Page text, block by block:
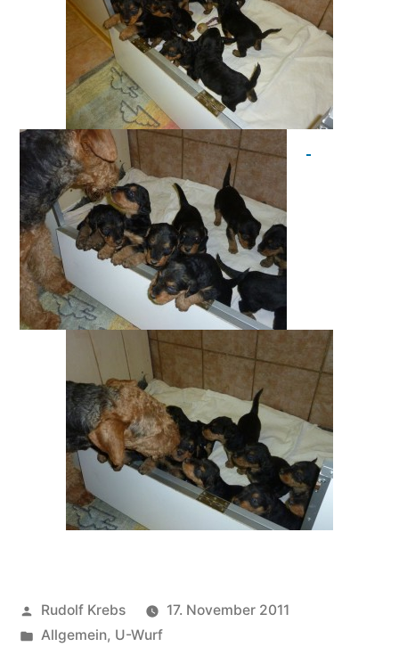
Veröffentlicht
von
Rudolf Krebs
17. November 2011
Veröffentlicht
Allgemein, U-Wurf